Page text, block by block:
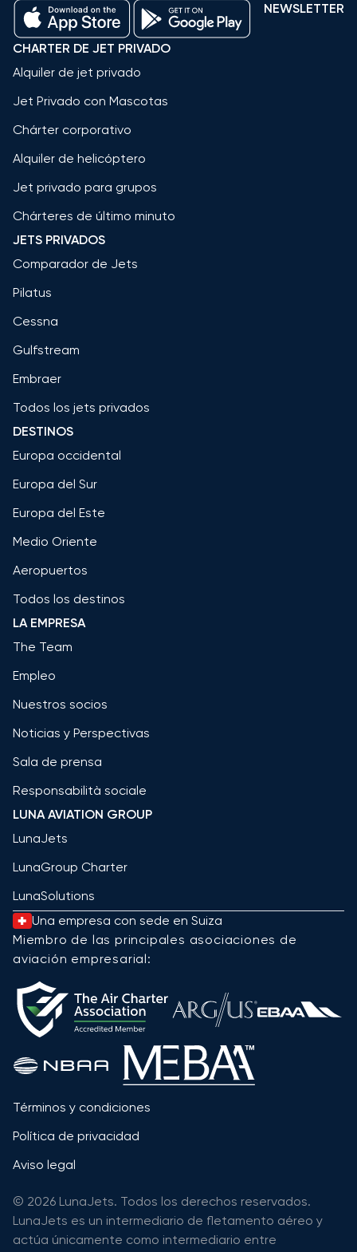
NEWSLETTER
CHARTER DE JET PRIVADO
Alquiler de jet privado
Jet Privado con Mascotas
Chárter corporativo
Alquiler de helicóptero
Jet privado para grupos
Chárteres de último minuto
JETS PRIVADOS
Comparador de Jets
Pilatus
Cessna
Gulfstream
Embraer
Todos los jets privados
DESTINOS
Europa occidental
Europa del Sur
Europa del Este
Medio Oriente
Aeropuertos
Todos los destinos
LA EMPRESA
The Team
Empleo
Nuestros socios
Noticias y Perspectivas
Sala de prensa
Responsabilità sociale
LUNA AVIATION GROUP
LunaJets
LunaGroup Charter
LunaSolutions
Una empresa con sede en Suiza
Miembro de las principales asociaciones de
aviación empresarial:
Términos y condiciones
Política de privacidad
Aviso legal
© 2026 LunaJets. Todos los derechos reservados.
LunaJets es un intermediario de fletamento aéreo y
actúa únicamente como intermediario entre